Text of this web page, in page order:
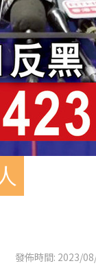
發佈時間: 2023/